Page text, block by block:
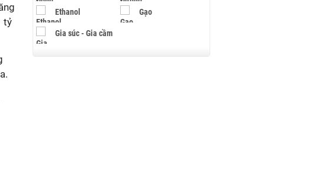
tỷ
Ethanol Gạo
Gia súc - Gia cầm